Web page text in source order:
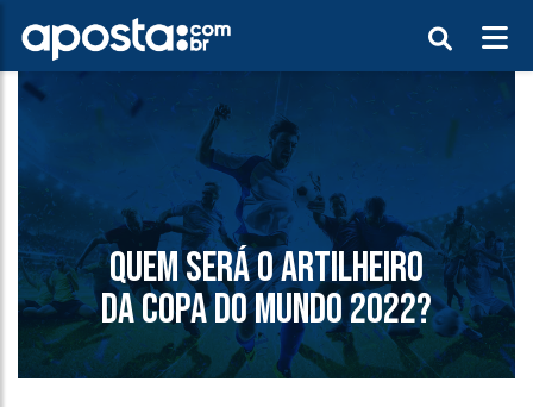
QUEM SERÁ O ARTILHEIRO
DA COPA DO MUNDO 2022?